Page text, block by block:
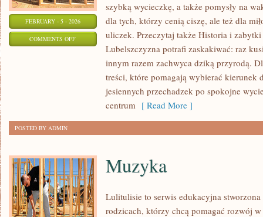
FEBRUARY - 5 - 2026
COMMENTS OFFON
szybką wycieczkę, a także pomysły na
dla tych, którzy cenią ciszę, ale też dla
uliczek. Przeczytaj także Historia i
Lubelszczyzna potrafi zaskakiwać: raz
innym razem zachwyca dziką przyrodą.
treści, które pomagają wybierać kierunek
jesiennych przechadzek po spokojne
centrum [ Read More ]
POSTED BY ADMIN
Muzyka
Lulitulisie to serwis edukacyjna
rodzicach, którzy chcą pomagać rozwój